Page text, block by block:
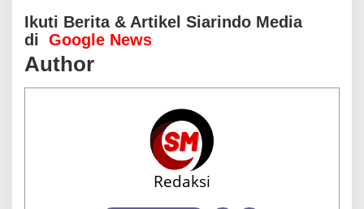
Ikuti Berita & Artikel Siarindo Media
di Google News
Author
Redaksi